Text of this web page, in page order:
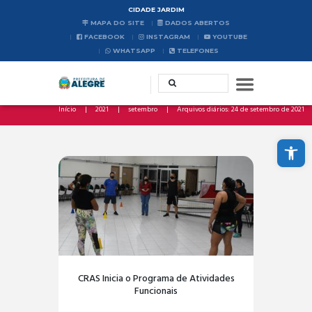
Abrir a barra de ferramentas
CIDADE JARDIM
MAPA DO SITE
DADOS ABERTOS
FACEBOOK
INSTAGRAM
YOUTUBE
WHATSAPP
TELEFONES
Início 2021 setembro Arquivos diários: 24 de setembro de 2021
CRAS Inicia o Programa de Atividades
Funcionais